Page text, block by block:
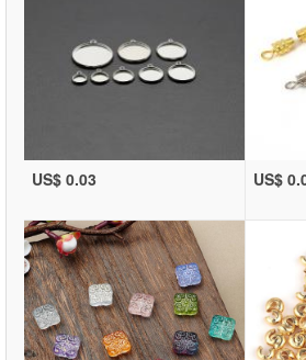
US$ 0.03 US$